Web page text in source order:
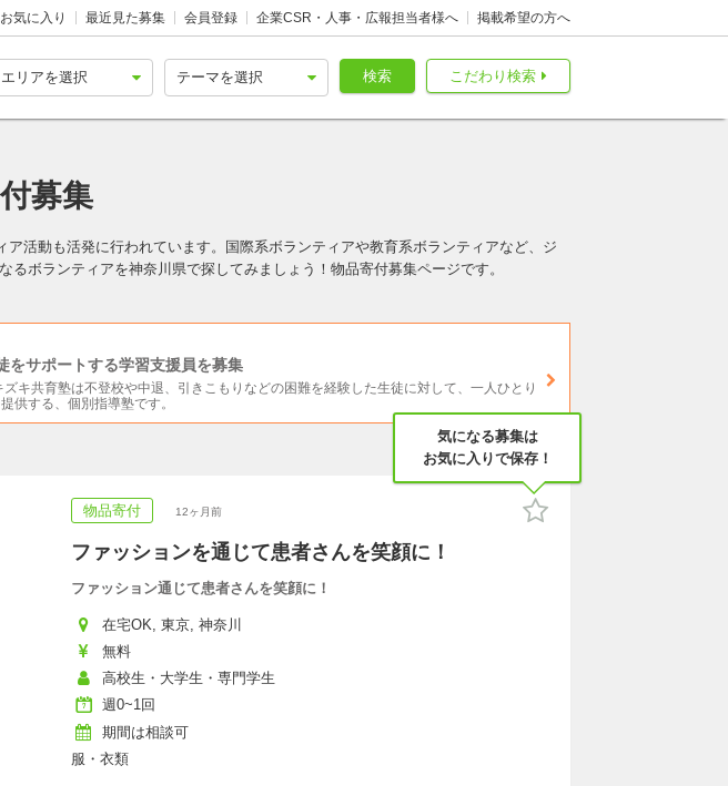
お気に入り 最近見た募集 会員登録 企業CSR・人事・広報担当者様へ 掲載希望の方へ
こだわり検索
検索
募集
活動も活発に行われています。国際系ボランティアや教育系ボランティアなど、ジ
るボランティアを神奈川県で探してみましょう！物品寄付募集ページです。
をサポートする学習支援員を募集
ズキ共育塾は不登校や中退、引きこもりなどの困難を経験した生徒に対して、一人ひとり
供する、個別指導塾です。
気になる募集は
お気に入りで保存！
物品寄付 12ヶ月前
ファッションを通じて患者さんを笑顔に！
ファッション通じて患者さんを笑顔に！
在宅OK, 東京, 神奈川
無料
高校生・大学生・専門学生
週0~1回
期間は相談可
服・衣類